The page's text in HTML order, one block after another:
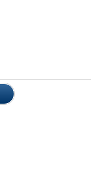
向け展開――Sysprep
パッケージ」と